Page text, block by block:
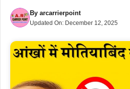
By arcarrierpoint
Updated On: December 12, 2025